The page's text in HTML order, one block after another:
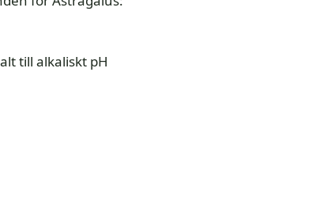
till alkaliskt pH